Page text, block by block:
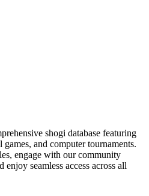
shogi database featuring
and computer tournaments.
engage with our community
seamless access across all